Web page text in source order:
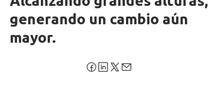
generando un cambio aún
mayor.